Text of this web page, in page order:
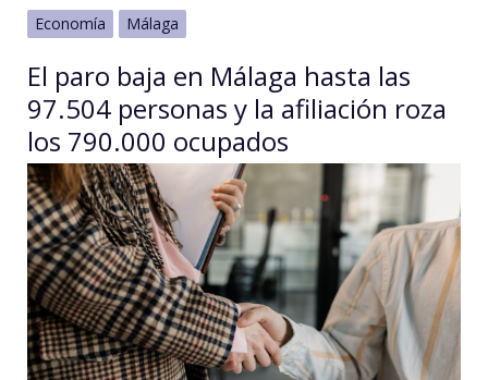
Economía Málaga
El paro baja en Málaga hasta las
97.504 personas y la afiliación roza
los 790.000 ocupados